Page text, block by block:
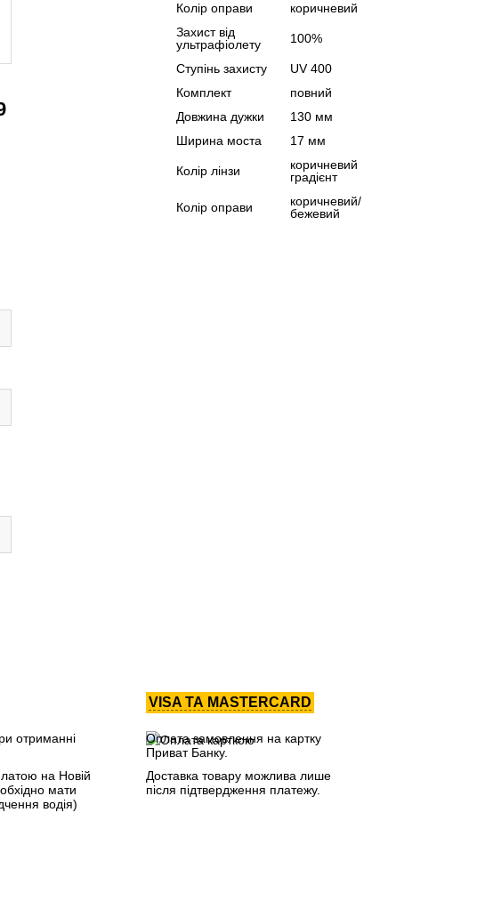
Колір оправи
коричневий
Захист від
ультрафіолету
100%
Ступінь захисту
UV 400
Комплект
повний
Довжина дужки
130 мм
Ширина моста
17 мм
Колір лінзи
коричневий
градієнт
Колір оправи
коричневий/
бежевий
отриманні
на Новій
мати
водія)
VISA ТА MASTERCARD
Оплата замовлення на картку
Приват Банку.
Доставка товару можлива лише
після підтвердження платежу.